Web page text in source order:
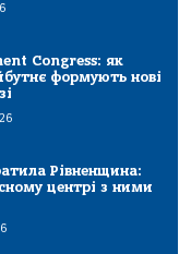
Congress: як
формують нові
Рівненщина:
центрі з ними